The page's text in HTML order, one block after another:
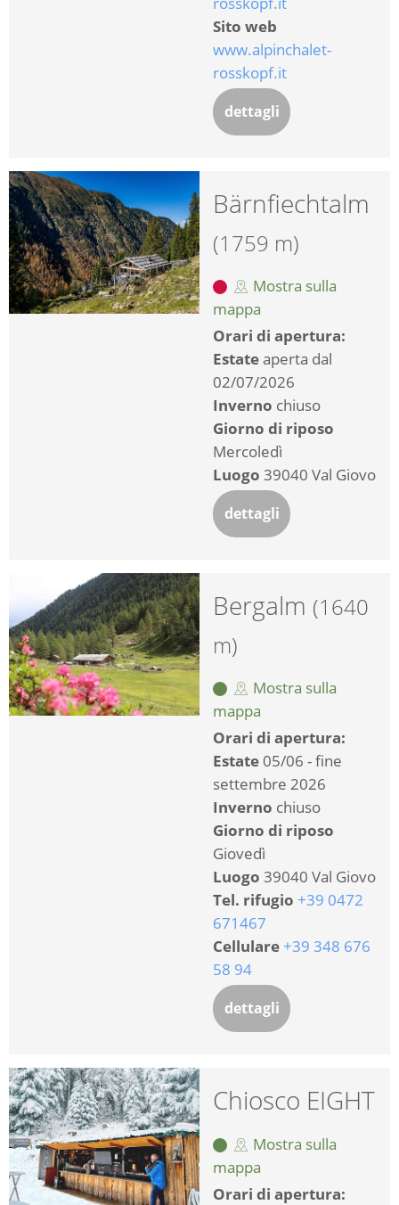
Sito web
www.alpinchalet-
rosskopf.it
dettagli
Bärnfiechtalm
(1759 m)
Mostra sulla
mappa
Orari di apertura:
Estateaperta dal
02/07/2026
Inverno chiuso
Giorno di riposo
Mercoledì
Luogo 39040 Val Giovo
dettagli
Bergalm (1640
m)
Mostra sulla
mappa
Orari di apertura:
Estate 05/06 - fine
settembre 2026
Inverno chiuso
Giorno di riposo
Giovedì
Luogo 39040 Val Giovo
Tel. rifugio +39 0472
671467
Cellulare ‎+39 348 676
58 94
dettagli
Chiosco EIGHT
Mostra sulla
mappa
Orari di apertura: